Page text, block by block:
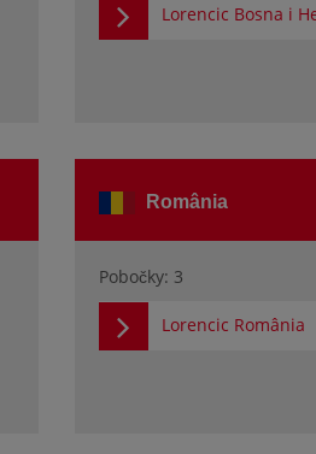
Lorencic Bosna i
România
Pobočky: 3
Lorencic România